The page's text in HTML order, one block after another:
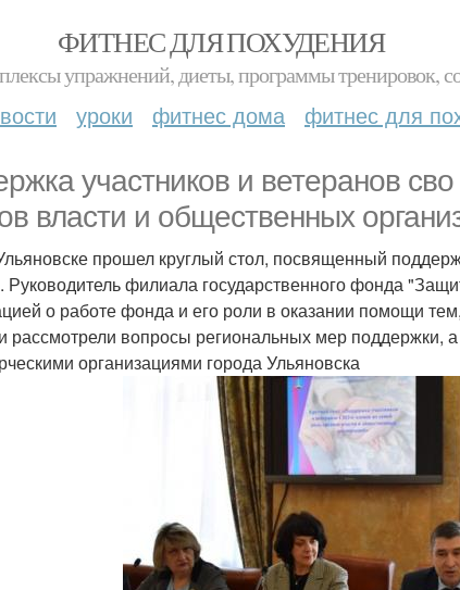
ФИТНЕС ДЛЯ ПОХУДЕНИЯ
упражнений, диеты, программы тренировок,
уроки фитнес дома фитнес для
участников и ветеранов
власти и общественных
прошел круглый стол, посвященный
Руководитель филиала государственного фонда
о работе фонда и его роли в оказании помощи
рассмотрели вопросы региональных мер поддержки,
организациями города Ульяновска